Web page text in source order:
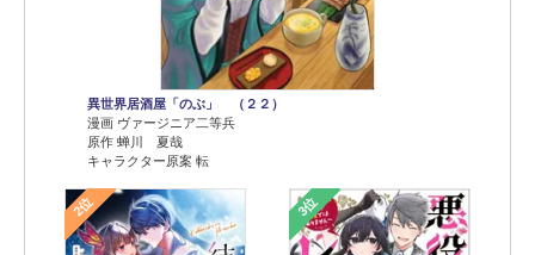
異世界居酒屋「のぶ」 （２２）
漫画 ヴァージニア二等兵
原作 蝉川 夏哉
キャラクター原案 転
2位 3位